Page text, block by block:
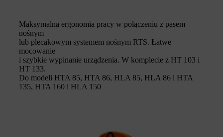
Maksymalna ergonomia pracy w połączeniu z pasem
nośnym
lub plecakowym systemem nośnym RTS. Łatwe
mocowanie
i szybkie wypinanie urządzenia. W komplecie z HT 103 i
HT 133.
Do modeli HTA 85, HTA 86, HLA 85, HLA 86 i HTA
135, HTA 160 i HLA 150